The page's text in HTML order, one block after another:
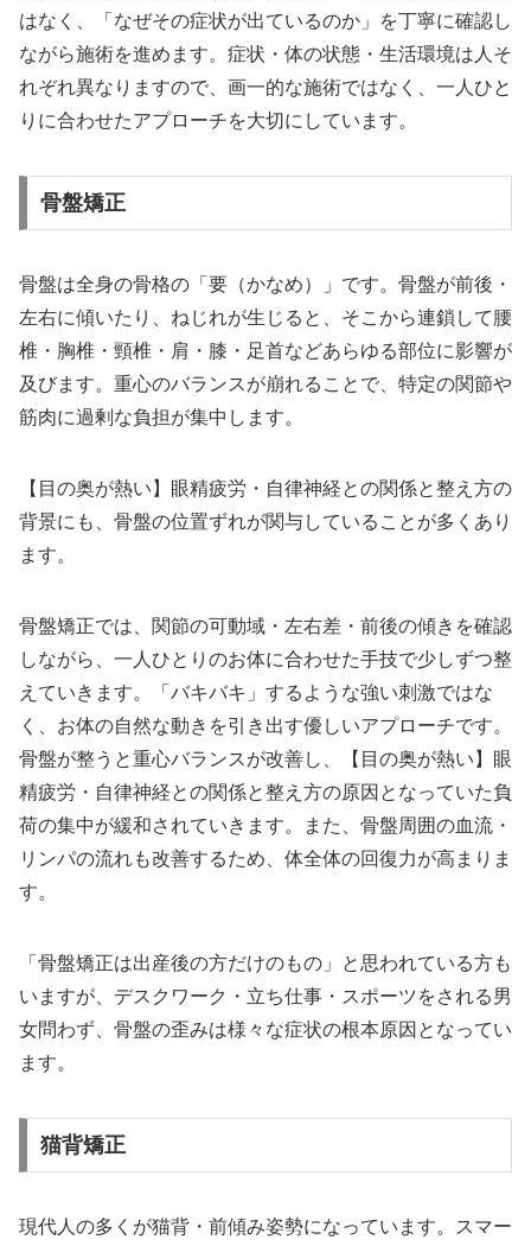
はなく、「なぜその症状が出ているのか」を丁寧に確認し
ながら施術を進めます。症状・体の状態・生活環境は人そ
れぞれ異なりますので、画一的な施術ではなく、一人ひと
りに合わせたアプローチを大切にしています。
骨盤矯正
骨盤は全身の骨格の「要（かなめ）」です。骨盤が前後・
左右に傾いたり、ねじれが生じると、そこから連鎖して腰
椎・胸椎・頸椎・肩・膝・足首などあらゆる部位に影響が
及びます。重心のバランスが崩れることで、特定の関節や
筋肉に過剰な負担が集中します。
【目の奥が熱い】眼精疲労・自律神経との関係と整え方の
背景にも、骨盤の位置ずれが関与していることが多くあり
ます。
骨盤矯正では、関節の可動域・左右差・前後の傾きを確認
しながら、一人ひとりのお体に合わせた手技で少しずつ整
えていきます。「バキバキ」するような強い刺激ではな
く、お体の自然な動きを引き出す優しいアプローチです。
骨盤が整うと重心バランスが改善し、【目の奥が熱い】眼
精疲労・自律神経との関係と整え方の原因となっていた負
荷の集中が緩和されていきます。また、骨盤周囲の血流・
リンパの流れも改善するため、体全体の回復力が高まりま
す。
「骨盤矯正は出産後の方だけのもの」と思われている方も
いますが、デスクワーク・立ち仕事・スポーツをされる男
女問わず、骨盤の歪みは様々な症状の根本原因となってい
ます。
猫背矯正
現代人の多くが猫背・前傾み姿勢になっています。スマー